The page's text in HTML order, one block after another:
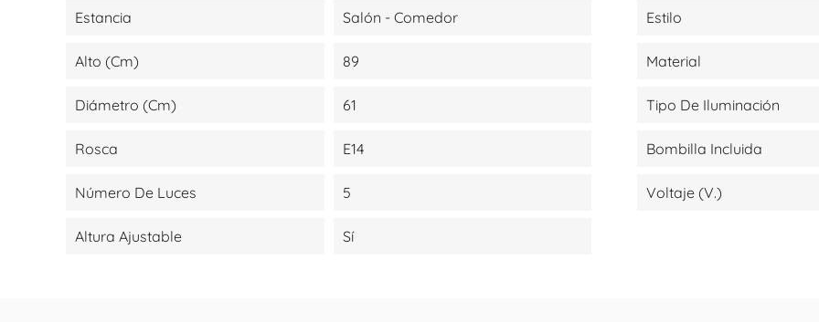
Estancia Salón - Comedor Estilo
Alto (cm) 89 Material
Diámetro (cm) 61 Tipo De Iluminación
Rosca E14 Bombilla Incluida
Número De Luces 5 Voltaje (V.)
Altura Ajustable Sí